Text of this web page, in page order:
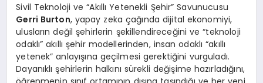
Sivil Teknoloji ve “Akıllı Yetenekli Şehir” Savunucusu
Gerri Burton, yapay zeka çağında dijital ekonomiyi,
ulusların değil şehirlerin şekillendireceğini ve “teknoloji
odaklı” akıllı şehir modellerinden, insan odaklı “akıllı
yetenek” anlayışına geçilmesi gerektiğini vurguladı.
Dayanıklı şehirlerin halkını sürekli değişime hazırladığını,